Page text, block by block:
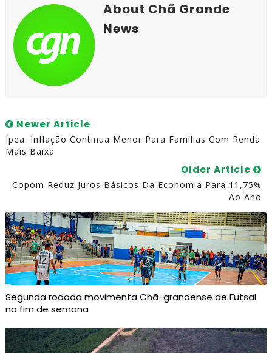
About Chã Grande
News
Newer Article
Ipea: Inflação Continua Menor Para Famílias Com Renda
Mais Baixa
Older Article
Copom Reduz Juros Básicos Da Economia Para 11,75%
Ao Ano
Segunda rodada movimenta Chã-grandense de Futsal
no fim de semana